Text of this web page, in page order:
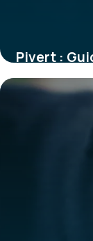
Pivert :
1 juin 2026